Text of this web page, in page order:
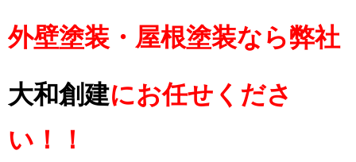
外壁塗装・屋根塗装なら弊社
大和創建にお任せくださ
い！！